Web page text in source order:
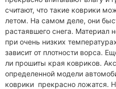
считают, что такие коврики
летом. На самом деле, они
растаявшего снега. Материал
при очень низких
зависит от плотности ворса.
ли прошиты края ковриков.
определенной модели
коврики прекрасно ложатся.